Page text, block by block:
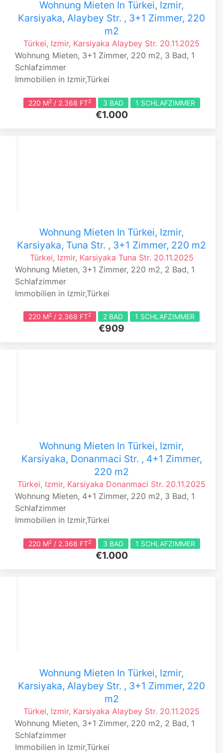
Wohnung Mieten In Türkei, Izmir,
Karsiyaka, Alaybey Str. , 3+1 Zimmer, 220
m2
Türkei, Izmir, Karsiyaka Alaybey Str. 20.11.2025
Wohnung Mieten, 3+1 Zimmer, 220 m2, 3 Bad, 1
Schlafzimmer
Immobilien in Izmir,Türkei
220 M2/ 2.368 FT2 3 BAD 1 SCHLAFZIMMER
€1.000
Wohnung Mieten In Türkei, Izmir,
Karsiyaka, Tuna Str. , 3+1 Zimmer, 220 m2
Türkei, Izmir, Karsiyaka Tuna Str. 20.11.2025
Wohnung Mieten, 3+1 Zimmer, 220 m2, 2 Bad, 1
Schlafzimmer
Immobilien in Izmir,Türkei
220 M2 / 2.368 FT2 2 BAD 1 SCHLAFZIMMER
€909
Wohnung Mieten In Türkei, Izmir,
Karsiyaka, Donanmaci Str. , 4+1 Zimmer,
220 m2
Türkei, Izmir, Karsiyaka Donanmaci Str. 20.11.2025
Wohnung Mieten, 4+1 Zimmer, 220 m2, 3 Bad, 1
Schlafzimmer
Immobilien in Izmir,Türkei
220 M2/ 2.368 FT2 3 BAD 1 SCHLAFZIMMER
€1.000
Wohnung Mieten In Türkei, Izmir,
Karsiyaka, Alaybey Str. , 3+1 Zimmer, 220
m2
Türkei, Izmir, Karsiyaka Alaybey Str. 20.11.2025
Wohnung Mieten, 3+1 Zimmer, 220 m2, 2 Bad, 1
Schlafzimmer
Immobilien in Izmir,Türkei